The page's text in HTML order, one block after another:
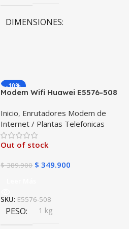
DIMENSIONES
-10%
Modem Wifi Huawei E5576-508
Operador
Inicio, Enrutadores Modem de
Internet / Plantas Telefonicas
Out of stock
$389.900 $ 349.900
SKU: E5576-508
PESO 1 kg